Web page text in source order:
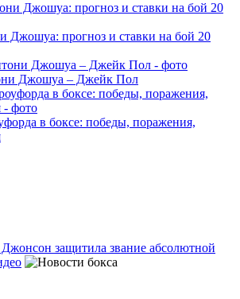
Джошуа: прогноз и ставки на бой 20
Джошуа – Джейк Пол
в боксе: победы, поражения,
защитила звание абсолютной